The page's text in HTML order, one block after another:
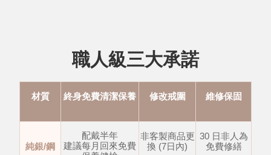
職人級三大承諾
材質 終身免費清潔保養 修改戒圍 維修保固
純銀/鋼
配戴半年
建議每月回來免費
非客製商品更
換 (7日內)
30 日非人為
免費修繕